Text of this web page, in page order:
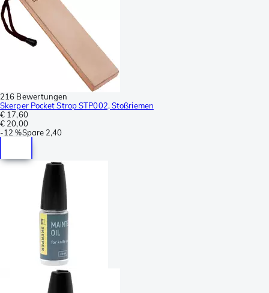
216 Bewertungen
Skerper Pocket Strop STP002, Stoßriemen
€ 17,60
€ 20,00
-12 %Spare 2,40